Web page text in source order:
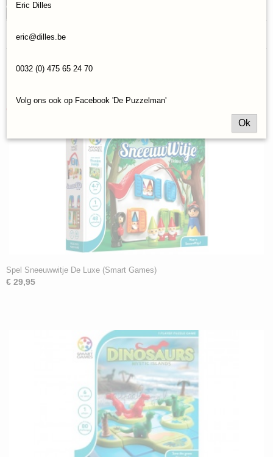
Reacties
Spel Sneeuwwitje De Luxe (Smart Games)
€ 29,95
Eric Dilles
eric@dilles.be
0032 (0) 475 65 24 70
Volg ons ook op Facebook 'De Puzzelman'
Ok